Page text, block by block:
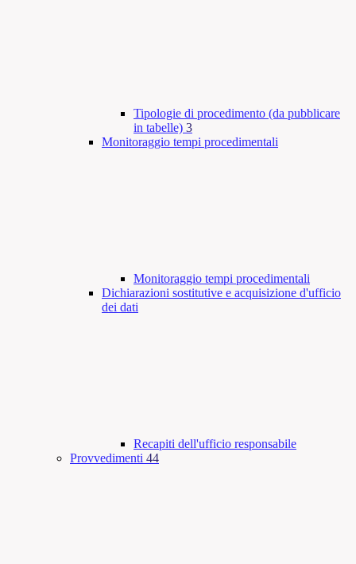
Tipologie di procedimento (da pubblicare
in tabelle) 3
Monitoraggio tempi procedimentali
Monitoraggio tempi procedimentali
Dichiarazioni sostitutive e acquisizione d'ufficio
dei dati
Recapiti dell'ufficio responsabile
Provvedimenti 44